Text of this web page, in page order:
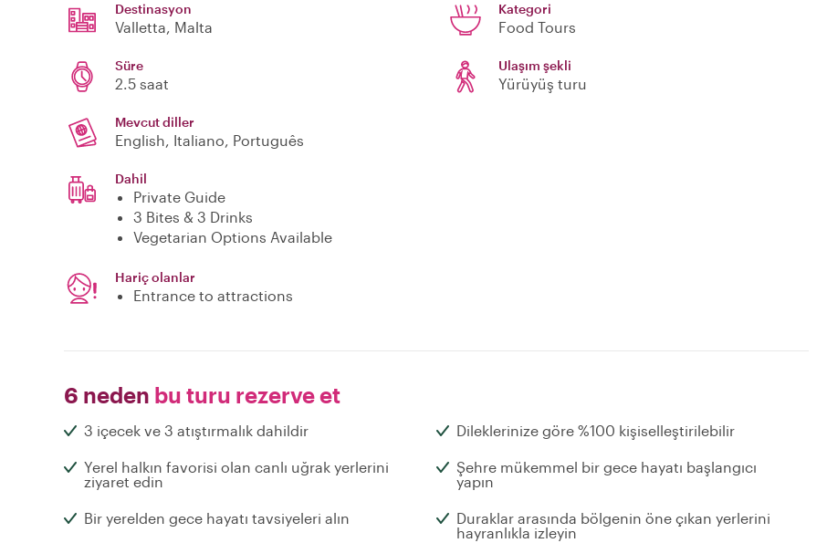
Destinasyon
Valletta, Malta
Kategori
Food Tours
Süre
2.5 saat
Ulaşım şekli
Yürüyüş turu
Mevcut diller
English, Italiano, Português
Dahil
Private Guide
3 Bites & 3 Drinks
Vegetarian Options Available
Hariç olanlar
Entrance to attractions
6 neden bu turu rezerve et
3 içecek ve 3 atıştırmalık dahildir Dileklerinize göre %100 kişiselleştirilebilir
Yerel halkın favorisi olan canlı uğrak yerlerini
ziyaret edin
Şehre mükemmel bir gece hayatı başlangıcı
yapın
Bir yerelden gece hayatı tavsiyeleri alın
Duraklar arasında bölgenin öne çıkan yerlerini
hayranlıkla izleyin